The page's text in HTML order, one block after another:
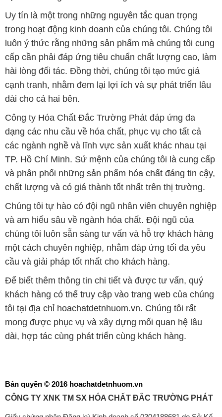
Uy tín là một trong những nguyên tắc quan trọng
trong hoạt động kinh doanh của chúng tôi. Chúng tôi
luôn ý thức rằng những sản phẩm mà chúng tôi cung
cấp cần phải đáp ứng tiêu chuẩn chất lượng cao, làm
hài lòng đối tác. Đồng thời, chúng tôi tạo mức giá
cạnh tranh, nhằm đem lại lợi ích và sự phát triển lâu
dài cho cả hai bên.
Công ty Hóa Chất Đắc Trường Phát đáp ứng đa
dạng các nhu cầu về hóa chất, phục vụ cho tất cả
các ngành nghề và lĩnh vực sản xuất khác nhau tại
TP. Hồ Chí Minh. Sứ mệnh của chúng tôi là cung cấp
và phân phối những sản phẩm hóa chất đáng tin cậy,
chất lượng và có giá thành tốt nhất trên thị trường.
Chúng tôi tự hào có đội ngũ nhân viên chuyên nghiệp
và am hiểu sâu về ngành hóa chất. Đội ngũ của
chúng tôi luôn sẵn sàng tư vấn và hỗ trợ khách hàng
một cách chuyên nghiệp, nhằm đáp ứng tối đa yêu
cầu và giải pháp tốt nhất cho khách hàng.
Để biết thêm thông tin chi tiết và được tư vấn, quý
khách hàng có thể truy cập vào trang web của chúng
tôi tại địa chỉ hoachatdetnhuom.vn. Chúng tôi rất
mong được phục vụ và xây dựng mối quan hệ lâu
dài, hợp tác cùng phát triển cùng khách hàng.
Bản quyền © 2016 hoachatdetnhuom.vn
CÔNG TY XNK TM SX HÓA CHẤT ĐẮC TRƯỜNG PHÁT